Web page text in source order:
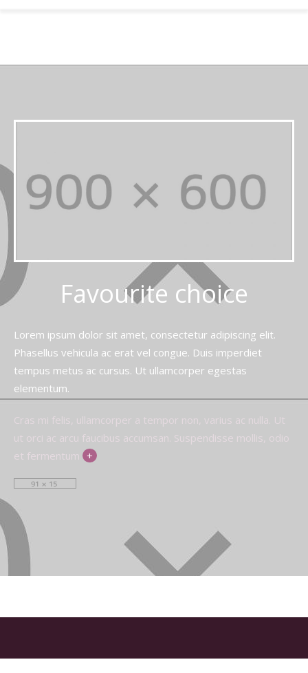
Favourite choice
Lorem ipsum dolor sit amet, consectetur adipiscing elit.
Phasellus vehicula ac erat vel congue. Duis imperdiet
tempus metus ac cursus. Ut ullamcorper egestas
elementum.
Cras mi felis, ullamcorper a tempor non, varius ac nulla. Ut
ut orci ac arcu faucibus accumsan. Suspendisse mollis, odio
et fermentum +